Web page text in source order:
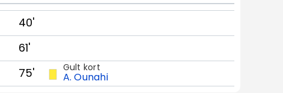
40'
61'
75'
Gult kort
A. Ounahi